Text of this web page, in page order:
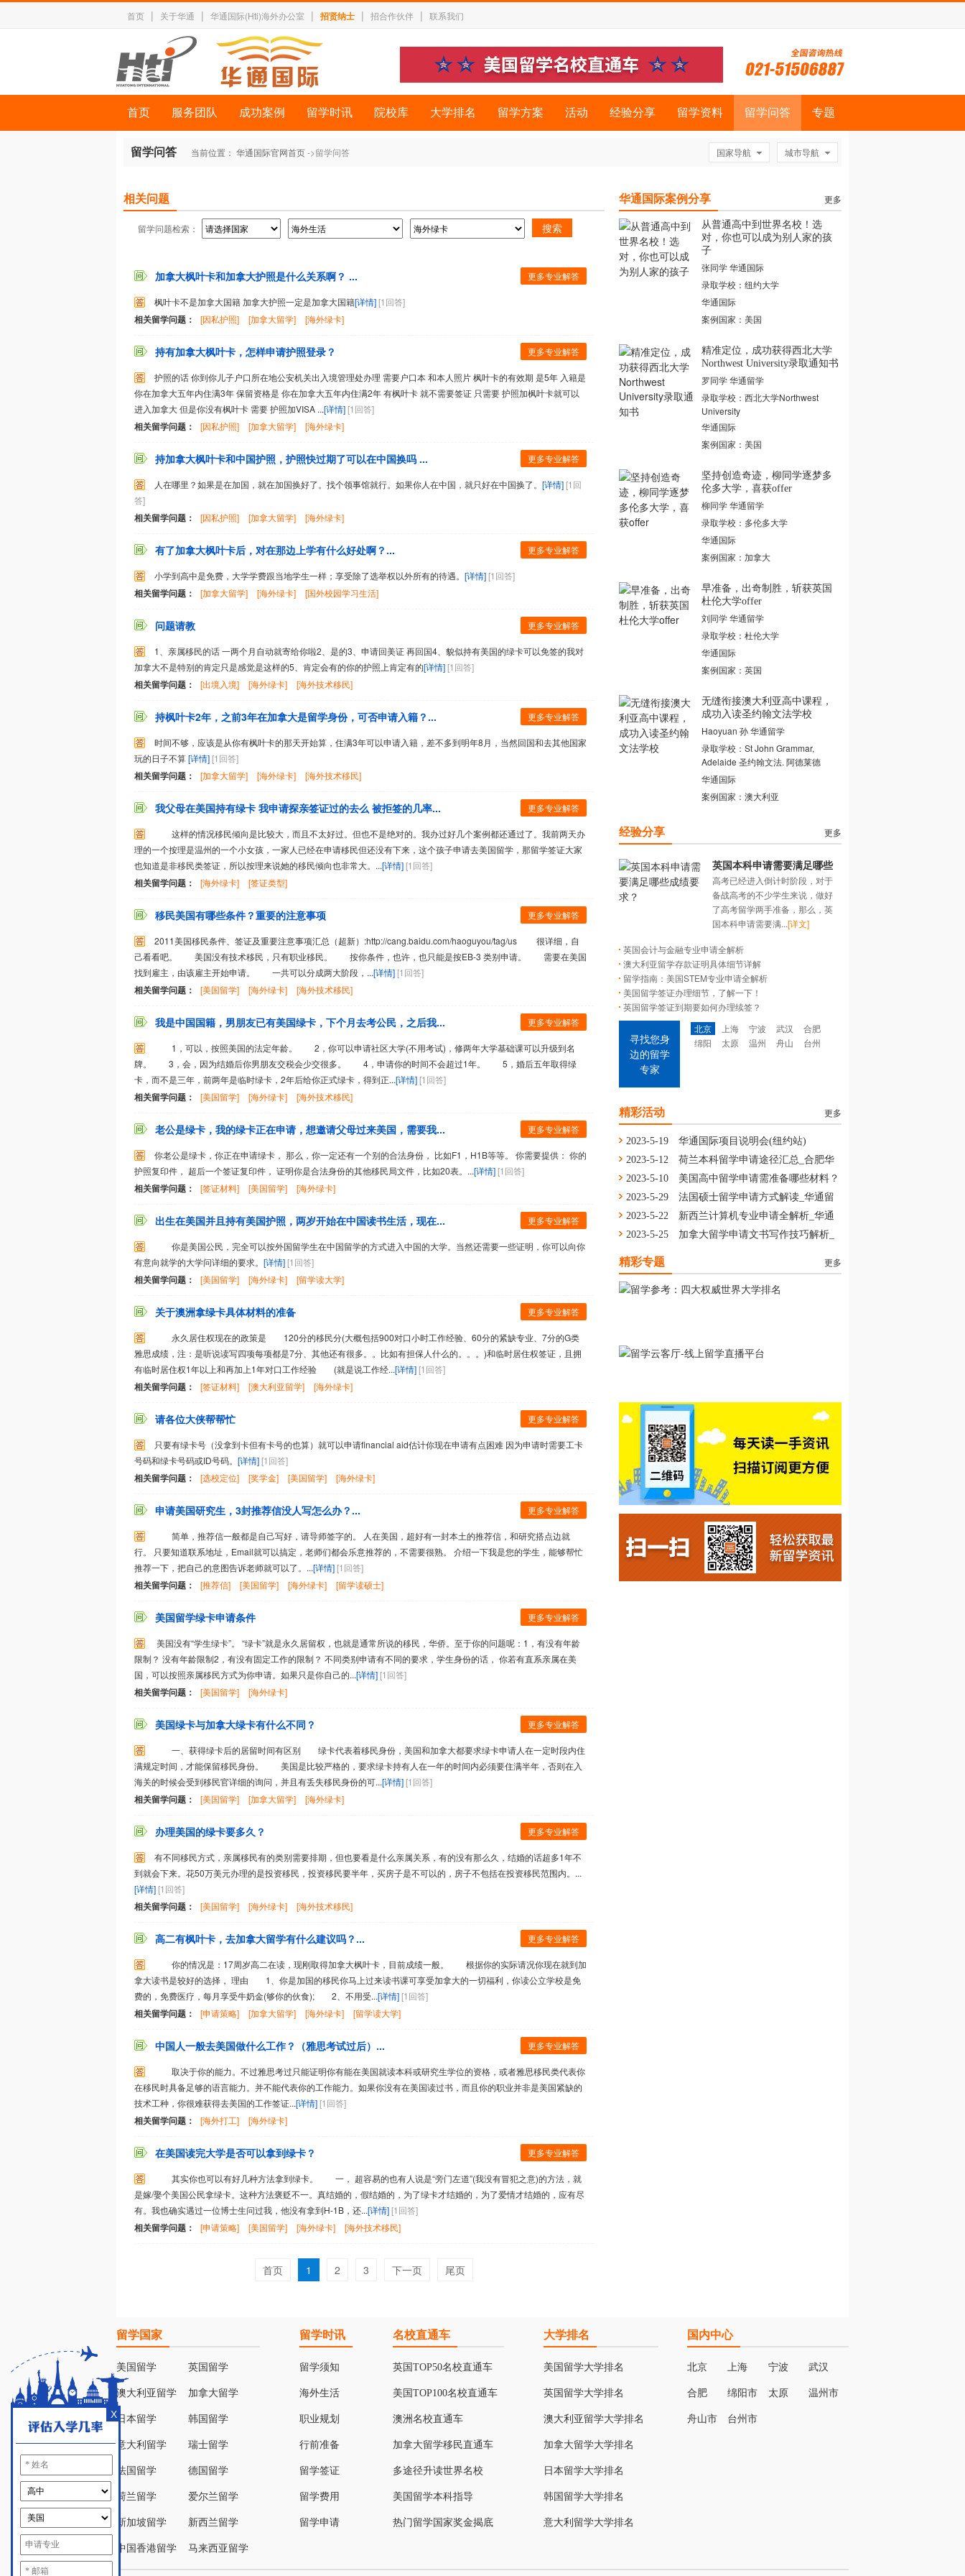
首页 | 关于华通 | 华通国际(Hti)海外办公室 | 招贤纳士 | 招合作伙伴 | 联系我们
首页 服务团队 成功案例 留学时讯 院校库 大学排名 留学方案 活动 经验分享 留学资料 留学问答 专题
留学问答 国家导航 城市导航
当前位置： 华通国际官网首页->留学问答
相关问题
留学问题检索：
更多专业解答
加拿大枫叶卡和加拿大护照是什么关系啊？ ...
枫叶卡不是加拿大国籍 加拿大护照一定是加拿大国籍[详情][1回答]
相关留学问题： [因私护照] [加拿大留学] [海外绿卡]
更多专业解答
持有加拿大枫叶卡，怎样申请护照登录？
护照的话 你到你儿子户口所在地公安机关出入境管理处办理 需要户口本 和本人照片 枫叶卡的有效期 是5年 入籍是
你在加拿大五年内住满3年 保留资格是 你在加拿大五年内住满2年 有枫叶卡 就不需要签证 只需要 护照加枫叶卡就可以
进入加拿大 但是你没有枫叶卡 需要 护照加VISA ...[详情][1回答]
相关留学问题： [因私护照] [加拿大留学] [海外绿卡]
更多专业解答
持加拿大枫叶卡和中国护照，护照快过期了可以在中国换吗 ...
人在哪里？如果是在加国，就在加国换好了。找个领事馆就行。如果你人在中国，就只好在中国换了。 [详情][1回
答]
相关留学问题： [因私护照] [加拿大留学] [海外绿卡]
更多专业解答
有了加拿大枫叶卡后，对在那边上学有什么好处啊？...
小学到高中是免费，大学学费跟当地学生一样；享受除了选举权以外所有的待遇。 [详情][1回答]
相关留学问题： [加拿大留学] [海外绿卡] [国外校园学习生活]
更多专业解答
问题请教
1、亲属移民的话 一两个月自动就寄给你啦2、是的3、申请回美证 再回国4、貌似持有美国的绿卡可以免签的我对
加拿大不是特别的肯定只是感觉是这样的5、肯定会有的你的护照上肯定有的[详情][1回答]
相关留学问题： [出境入境] [海外绿卡] [海外技术移民]
更多专业解答
持枫叶卡2年，之前3年在加拿大是留学身份，可否申请入籍？...
时间不够，应该是从你有枫叶卡的那天开始算，住满3年可以申请入籍，差不多到明年8月，当然回国和去其他国家
玩的日子不算[详情][1回答]
相关留学问题： [加拿大留学] [海外绿卡] [海外技术移民]
更多专业解答
我父母在美国持有绿卡 我申请探亲签证过的去么 被拒签的几率...
这样的情况移民倾向是比较大，而且不太好过。但也不是绝对的。我办过好几个案例都还通过了。我前两天办
理的一个按理是温州的一个小女孩，一家人已经在申请移民但还没有下来，这个孩子申请去美国留学，那留学签证大家
也知道是非移民类签证，所以按理来说她的移民倾向也非常大。...[详情][1回答]
相关留学问题： [海外绿卡] [签证类型]
更多专业解答
移民美国有哪些条件？重要的注意事项
2011美国移民条件、签证及重要注意事项汇总（超新）:http://cang.baidu.com/haoguyou/tag/us 很详细，自
己看看吧。 美国没有技术移民，只有职业移民。 按你条件，也许，也只能是按EB-3 类别申请。 需要在美国
找到雇主，由该雇主开始申请。 一共可以分成两大阶段，...[详情][1回答]
相关留学问题： [美国留学] [海外绿卡] [海外技术移民]
更多专业解答
我是中国国籍，男朋友已有美国绿卡，下个月去考公民，之后我...
1，可以，按照美国的法定年龄。 2，你可以申请社区大学(不用考试)，修两年大学基础课可以升级到名
牌。 3，会，因为结婚后你男朋友交税会少交很多。 4，申请你的时间不会超过1年。 5，婚后五年取得绿
卡，而不是三年，前两年是临时绿卡，2年后给你正式绿卡，得到正...[详情][1回答]
相关留学问题： [美国留学] [海外绿卡] [海外技术移民]
更多专业解答
老公是绿卡，我的绿卡正在申请，想邀请父母过来美国，需要我...
你老公是绿卡，你正在申请绿卡， 那么，你一定还有一个别的合法身份， 比如F1，H1B等等。 你需要提供： 你的
护照复印件， 超后一个签证复印件， 证明你是合法身份的其他移民局文件，比如20表。...[详情][1回答]
相关留学问题： [签证材料] [美国留学] [海外绿卡]
更多专业解答
出生在美国并且持有美国护照，两岁开始在中国读书生活，现在...
你是美国公民，完全可以按外国留学生在中国留学的方式进入中国的大学。当然还需要一些证明，你可以向你
有意向就学的大学问详细的要求。 [详情][1回答]
相关留学问题： [美国留学] [海外绿卡] [留学读大学]
更多专业解答
关于澳洲拿绿卡具体材料的准备
永久居住权现在的政策是 120分的移民分(大概包括900对口小时工作经验、60分的紧缺专业、7分的G类
雅思成绩，注：是听说读写四项每项都是7分、其他还有很多。。比如有担保人什么的。。。)和临时居住权签证，且拥
有临时居住权1年以上和再加上1年对口工作经验 (就是说工作经...[详情][1回答]
相关留学问题： [签证材料] [澳大利亚留学] [海外绿卡]
更多专业解答
请各位大侠帮帮忙
只要有绿卡号（没拿到卡但有卡号的也算）就可以申请financial aid估计你现在申请有点困难 因为申请时需要工卡
号码和绿卡号码或ID号码。 [详情][1回答]
相关留学问题： [选校定位] [奖学金] [美国留学] [海外绿卡]
更多专业解答
申请美国研究生，3封推荐信没人写怎么办？...
简单，推荐信一般都是自己写好，请导师签字的。 人在美国，超好有一封本土的推荐信，和研究搭点边就
行。 只要知道联系地址，Email就可以搞定，老师们都会乐意推荐的，不需要很熟。 介绍一下我是您的学生，能够帮忙
推荐一下，把自己的意图告诉老师就可以了。...[详情][1回答]
相关留学问题： [推荐信] [美国留学] [海外绿卡] [留学读硕士]
更多专业解答
美国留学绿卡申请条件
美国没有“学生绿卡”。 “绿卡”就是永久居留权，也就是通常所说的移民，华侨。至于你的问题呢：1，有没有年龄
限制？ 没有年龄限制2，有没有固定工作的限制？ 不同类别申请有不同的要求，学生身份的话， 你若有直系亲属在美
国，可以按照亲属移民方式为你申请。如果只是你自己的...[详情][1回答]
相关留学问题： [美国留学] [海外绿卡]
更多专业解答
美国绿卡与加拿大绿卡有什么不同？
一、获得绿卡后的居留时间有区别 绿卡代表着移民身份，美国和加拿大都要求绿卡申请人在一定时段内住
满规定时间，才能保留移民身份。 美国是比较严格的，要求绿卡持有人在一年的时间内必须要住满半年，否则在入
海关的时候会受到移民官详细的询问，并且有丢失移民身份的可...[详情][1回答]
相关留学问题： [美国留学] [加拿大留学] [海外绿卡]
更多专业解答
办理美国的绿卡要多久？
有不同移民方式，亲属移民有的类别需要排期，但也要看是什么亲属关系，有的没有那么久，结婚的话超多1年不
到就会下来。花50万美元办理的是投资移民，投资移民要半年，买房子是不可以的，房子不包括在投资移民范围内。...
[详情][1回答]
相关留学问题： [美国留学] [海外绿卡] [海外技术移民]
更多专业解答
高二有枫叶卡，去加拿大留学有什么建议吗？...
你的情况是：17周岁高二在读，现刚取得加拿大枫叶卡，目前成绩一般。 根据你的实际请况你现在就到加
拿大读书是较好的选择， 理由 1、你是加国的移民你马上过来读书课可享受加拿大的一切福利，你读公立学校是免
费的，免费医疗，每月享受牛奶金(够你的伙食); 2、不用受...[详情][1回答]
相关留学问题： [申请策略] [加拿大留学] [海外绿卡] [留学读大学]
更多专业解答
中国人一般去美国做什么工作？（雅思考试过后）...
取决于你的能力。不过雅思考过只能证明你有能在美国就读本科或研究生学位的资格，或者雅思移民类代表你
在移民时具备足够的语言能力。并不能代表你的工作能力。如果你没有在美国读过书，而且你的职业并非是美国紧缺的
技术工种，你很难获得去美国的工作签证...[详情][1回答]
相关留学问题： [海外打工] [海外绿卡]
更多专业解答
在美国读完大学是否可以拿到绿卡？
其实你也可以有好几种方法拿到绿卡。 一， 超容易的也有人说是“旁门左道”(我没有冒犯之意)的方法，就
是嫁/娶个美国公民拿绿卡。这种方法褒贬不一。真结婚的，假结婚的，为了绿卡才结婚的，为了爱情才结婚的，应有尽
有。我也确实遇过一位博士生问过我，他没有拿到H-1B，还...[详情][1回答]
相关留学问题： [申请策略] [美国留学] [海外绿卡] [海外技术移民]
首页 1 2 3 下一页 尾页
华通国际案例分享 更多
从普通高中到世界名校！选
对，你也可以成为别人家的孩
子
张同学 华通国际
录取学校：纽约大学
华通国际
案例国家：美国
精准定位，成功获得西北大学
Northwest University录取通知书
罗同学 华通留学
录取学校：西北大学Northwest
University
华通国际
案例国家：美国
坚持创造奇迹，柳同学逐梦多
伦多大学，喜获offer
柳同学 华通留学
录取学校：多伦多大学
华通国际
案例国家：加拿大
早准备，出奇制胜，斩获英国
杜伦大学offer
刘同学 华通留学
录取学校：杜伦大学
华通国际
案例国家：英国
无缝衔接澳大利亚高中课程，
成功入读圣约翰文法学校
Haoyuan 孙 华通留学
录取学校：St John Grammar,
Adelaide 圣约翰文法. 阿德莱德
华通国际
案例国家：澳大利亚
经验分享 更多
英国本科申请需要满足哪些
成绩要求？
高考已经进入倒计时阶段，对于
备战高考的不少学生来说，做好
了高考留学两手准备，那么，英
国本科申请需要满...[详文]
英国会计与金融专业申请全解析
澳大利亚留学存款证明具体细节详解
留学指南：美国STEM专业申请全解析
美国留学签证办理细节，了解一下！
英国留学签证到期要如何办理续签？
寻找您身
边的留学
专家
北京 上海 宁波 武汉
合肥
绵阳
太原 温州 舟山 台州
精彩活动 更多
2023-5-19
华通国际项目说明会(纽约站)
2023-5-12
荷兰本科留学申请途径汇总_合肥华
通留学
2023-5-10
美国高中留学申请需准备哪些材料？
舟山华通留学
2023-5-29
法国硕士留学申请方式解读_华通留
学
2023-5-22
新西兰计算机专业申请全解析_华通
留学
2023-5-25
加拿大留学申请文书写作技巧解析_
华通留学
精彩专题 更多
X
留学国家
美国留学 英国留学
澳大利亚留学 加拿大留学
日本留学 韩国留学
意大利留学 瑞士留学
法国留学 德国留学
荷兰留学 爱尔兰留学
新加坡留学 新西兰留学
中国香港留学 马来西亚留学
留学时讯
留学须知
海外生活
职业规划
行前准备
留学签证
留学费用
留学申请
名校直通车
英国TOP50名校直通车
美国TOP100名校直通车
澳洲名校直通车
加拿大留学移民直通车
多途径升读世界名校
美国留学本科指导
热门留学国家奖金揭底
大学排名
美国留学大学排名
英国留学大学排名
澳大利亚留学大学排名
加拿大留学大学排名
日本留学大学排名
韩国留学大学排名
意大利留学大学排名
国内中心
北京 上海 宁波 武汉
合肥 绵阳市 太原 温州市
舟山市 台州市